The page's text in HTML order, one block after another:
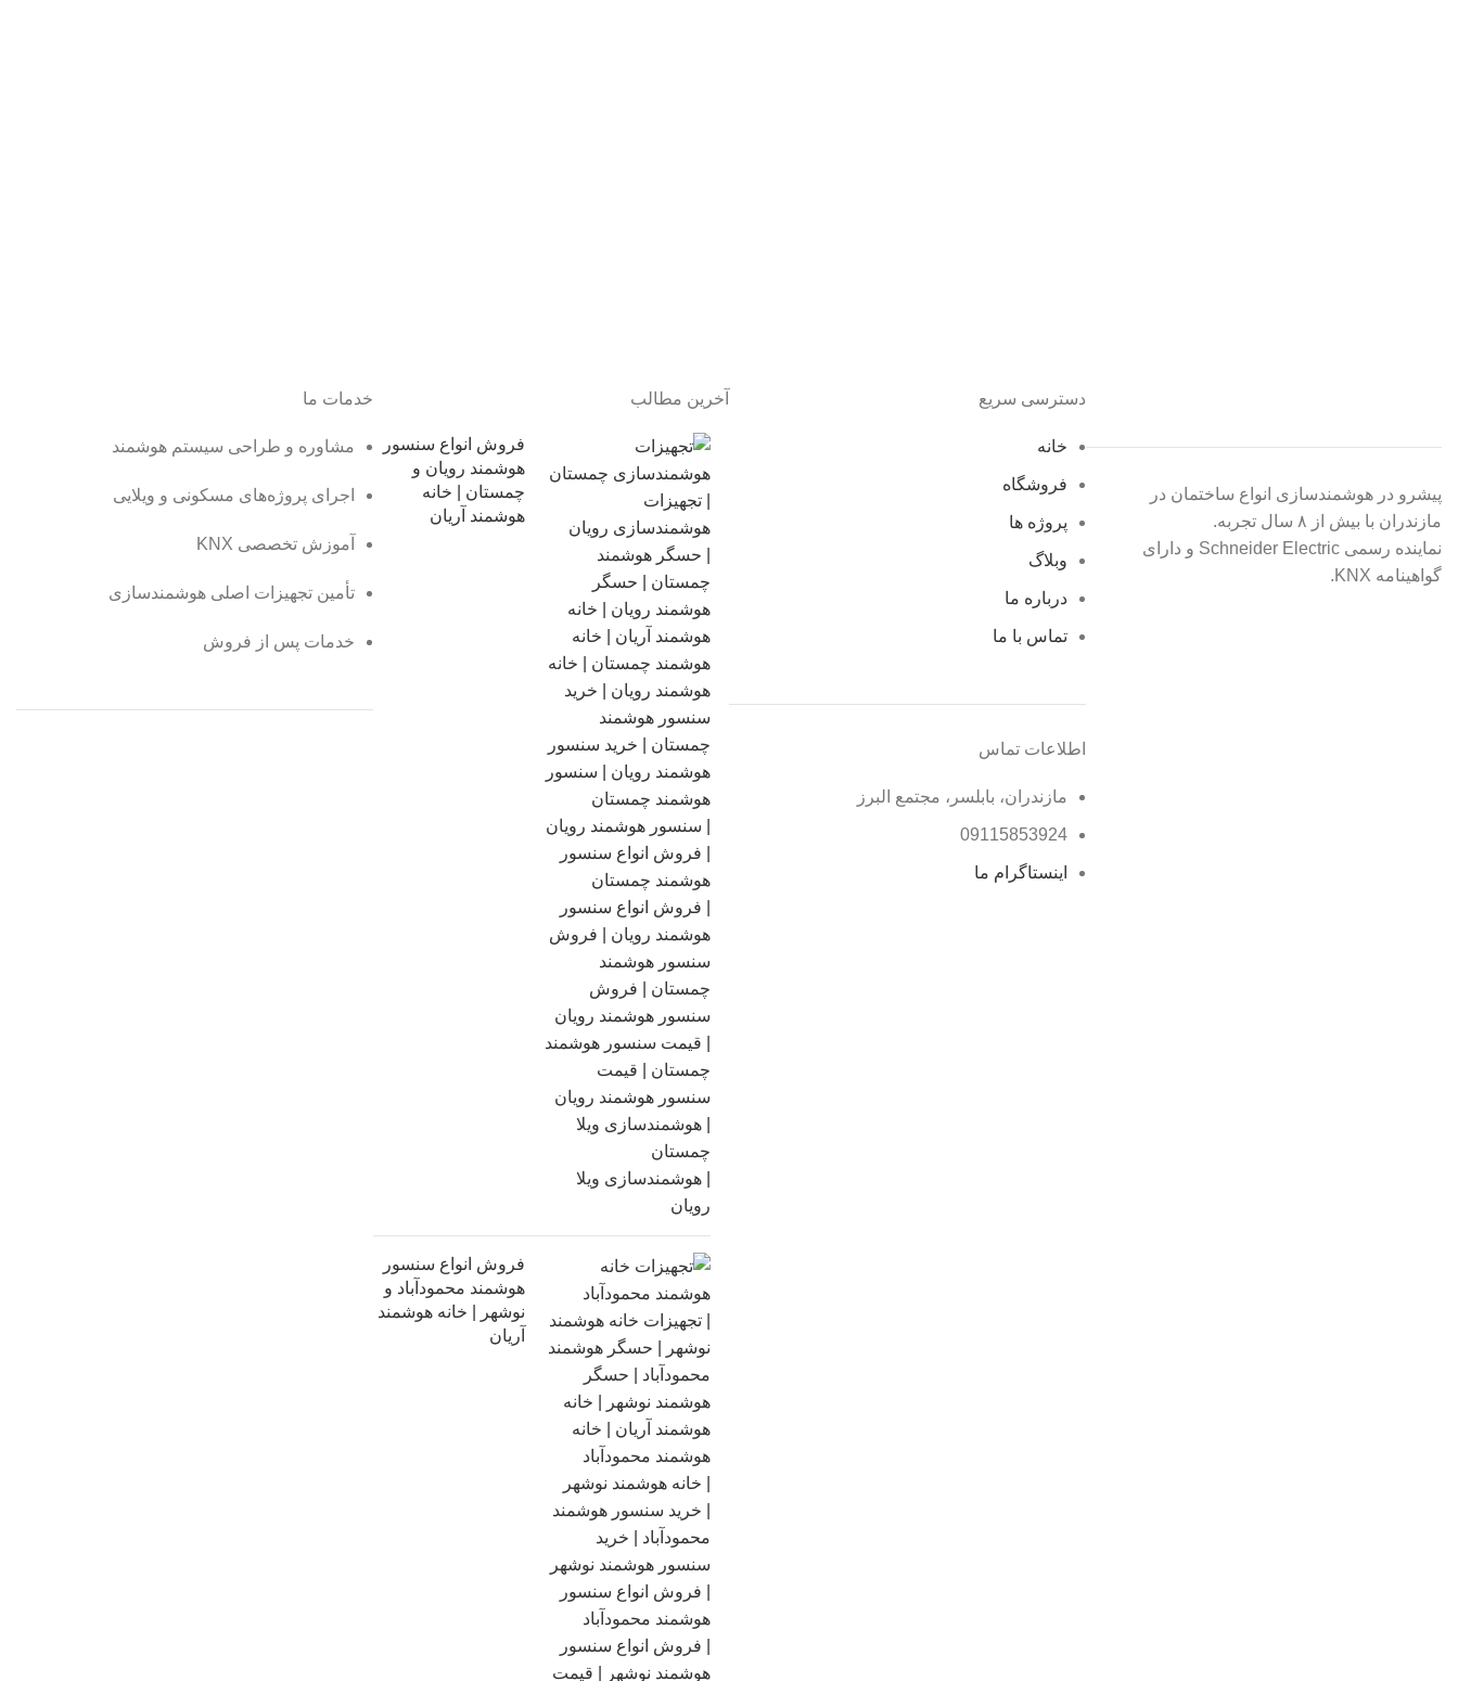
پیشرو در هوشمندسازی انواع ساختمان در
مازندران با بیش از ۸ سال تجربه.
نماینده رسمی Schneider Electric و دارای
گواهینامه KNX.
دسترسی سریع
خانه
فروشگاه
پروژه ها
وبلاگ
درباره ما
تماس با ما
اطلاعات تماس
مازندران، بابلسر، مجتمع البرز
09115853924
اینستاگرام ما
آخرین مطالب
فروش انواع سنسور
هوشمند رویان و
چمستان | خانه
هوشمند آریان
فروش انواع سنسور
هوشمند محمودآباد و
نوشهر | خانه هوشمند
آریان
خدمات ما
مشاوره و طراحی سیستم هوشمند
اجرای پروژه‌های مسکونی و ویلایی
آموزش تخصصی KNX
تأمین تجهیزات اصلی هوشمندسازی
خدمات پس از فروش